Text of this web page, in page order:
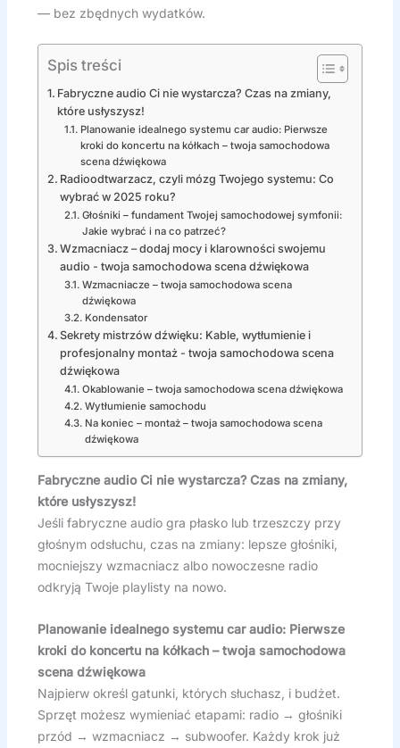
— bez zbędnych wydatków.
Spis treści
Fabryczne audio Ci nie wystarcza? Czas na zmiany,
które usłyszysz!
Planowanie idealnego systemu car audio: Pierwsze
kroki do koncertu na kółkach – twoja samochodowa
scena dźwiękowa
Radioodtwarzacz, czyli mózg Twojego systemu: Co
wybrać w 2025 roku?
Głośniki – fundament Twojej samochodowej symfonii:
Jakie wybrać i na co patrzeć?
Wzmacniacz – dodaj mocy i klarowności swojemu
audio - twoja samochodowa scena dźwiękowa
Wzmacniacze – twoja samochodowa scena
dźwiękowa
Kondensator
Sekrety mistrzów dźwięku: Kable, wytłumienie i
profesjonalny montaż - twoja samochodowa scena
dźwiękowa
Okablowanie – twoja samochodowa scena dźwiękowa
Wytłumienie samochodu
Na koniec – montaż – twoja samochodowa scena
dźwiękowa
Fabryczne audio Ci nie wystarcza? Czas na zmiany,
które usłyszysz!
Jeśli fabryczne audio gra płasko lub trzeszczy przy
głośnym odsłuchu, czas na zmiany: lepsze głośniki,
mocniejszy wzmacniacz albo nowoczesne radio
odkryją Twoje playlisty na nowo.
Planowanie idealnego systemu car audio: Pierwsze
kroki do koncertu na kółkach – twoja samochodowa
scena dźwiękowa
Najpierw określ gatunki, których słuchasz, i budżet.
Sprzęt możesz wymieniać etapami: radio → głośniki
przód → wzmacniacz → subwoofer. Każdy krok już